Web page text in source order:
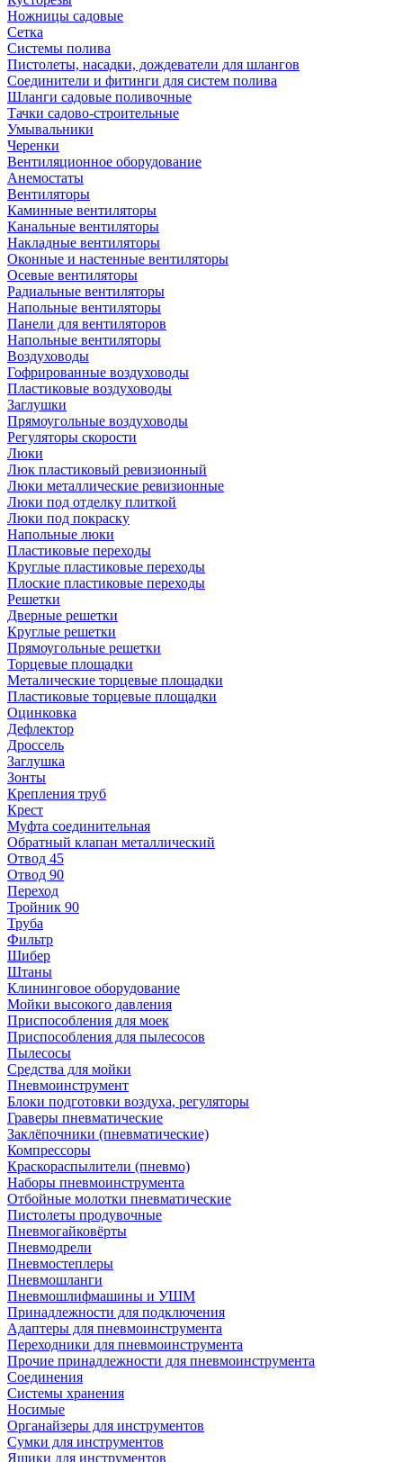
Ножницы садовые
Сетка
Системы полива
Пистолеты, насадки, дождеватели для шлангов
Соединители и фитинги для систем полива
Шланги садовые поливочные
Тачки садово-строительные
Умывальники
Черенки
Вентиляционное оборудование
Анемостаты
Вентиляторы
Каминные вентиляторы
Канальные вентиляторы
Накладные вентиляторы
Оконные и настенные вентиляторы
Осевые вентиляторы
Радиальные вентиляторы
Напольные вентиляторы
Панели для вентиляторов
Напольные вентиляторы
Воздуховоды
Гофрированные воздуховоды
Пластиковые воздуховоды
Заглушки
Прямоугольные воздуховоды
Регуляторы скорости
Люки
Люк пластиковый ревизионный
Люки металлические ревизионные
Люки под отделку плиткой
Люки под покраску
Напольные люки
Пластиковые переходы
Круглые пластиковые переходы
Плоские пластиковые переходы
Решетки
Дверные решетки
Круглые решетки
Прямоугольные решетки
Торцевые площадки
Металические торцевые площадки
Пластиковые торцевые площадки
Оцинковка
Дефлектор
Дроссель
Заглушка
Зонты
Крепления труб
Крест
Муфта соединительная
Обратный клапан металлический
Отвод 45
Отвод 90
Переход
Тройник 90
Труба
Фильтр
Шибер
Штаны
Клининговое оборудование
Мойки высокого давления
Приспособления для моек
Приспособления для пылесосов
Пылесосы
Средства для мойки
Пневмоинструмент
Блоки подготовки воздуха, регуляторы
Граверы пневматические
Заклёпочники (пневматические)
Компрессоры
Краскораспылители (пневмо)
Наборы пневмоинструмента
Отбойные молотки пневматические
Пистолеты продувочные
Пневмогайковёрты
Пневмодрели
Пневмостеплеры
Пневмошланги
Пневмошлифмашины и УШМ
Принадлежности для подключения
Адаптеры для пневмоинструмента
Переходники для пневмоинструмента
Прочие принадлежности для пневмоинструмента
Соединения
Системы хранения
Носимые
Органайзеры для инструментов
Сумки для инструментов
Ящики для инструментов